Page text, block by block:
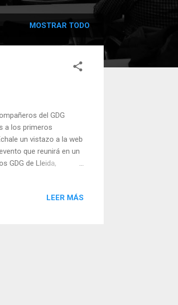
MOSTRAR TODO
del GDG
a los primeros
un vistazo a la web
que reunirá en un
GDG de Lleida,
Catalunya deLEER MÁS